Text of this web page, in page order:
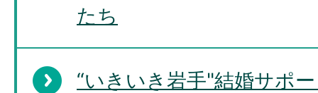
たち
“いきいき岩手"結婚サポ